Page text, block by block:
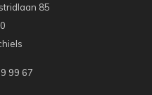
85
99 67